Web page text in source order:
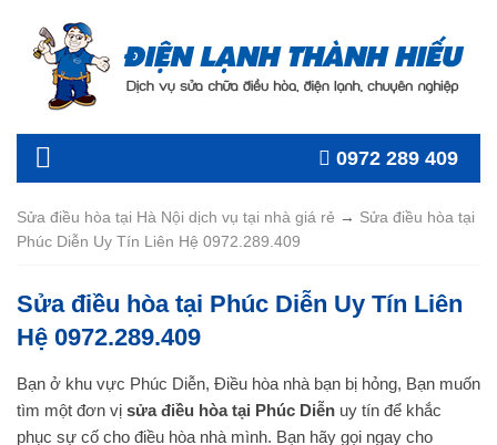
0972 289 409
Sửa điều hòa tại Hà Nội dịch vụ tại nhà giá rẻ → Sửa điều hòa tại
Phúc Diễn Uy Tín Liên Hệ 0972.289.409
Sửa điều hòa tại Phúc Diễn Uy Tín Liên
Hệ 0972.289.409
Bạn ở khu vực Phúc Diễn, Điều hòa nhà bạn bị hỏng, Bạn muốn
tìm một đơn vị sửa điều hòa tại Phúc Diễn uy tín để khắc
phục sự cố cho điều hòa nhà mình. Bạn hãy gọi ngay cho